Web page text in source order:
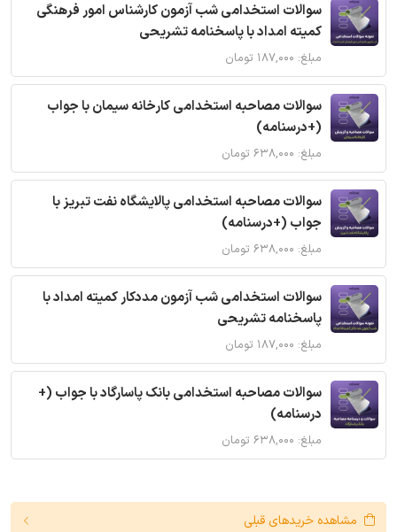
سوالات استخدامی شب آزمون کارشناس امور فرهنگی
کمیته امداد با پاسخنامه تشریحی
مبلغ: ۱۸۷,۰۰۰ تومان
سوالات مصاحبه استخدامی کارخانه سیمان با جواب
(+درسنامه)
مبلغ: ۶۳۸,۰۰۰ تومان
سوالات مصاحبه استخدامی پالایشگاه نفت تبریز با
جواب (+درسنامه)
مبلغ: ۶۳۸,۰۰۰ تومان
سوالات استخدامی شب آزمون مددکار کمیته امداد با
پاسخنامه تشریحی
مبلغ: ۱۸۷,۰۰۰ تومان
سوالات مصاحبه استخدامی بانک پاسارگاد با جواب (+
درسنامه)
مبلغ: ۶۳۸,۰۰۰ تومان
مشاهده خریدهای قبلی